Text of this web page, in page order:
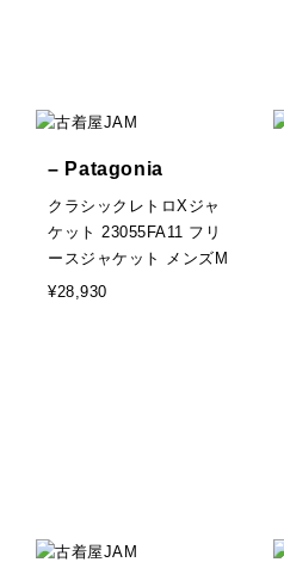
– Patagonia
クラシックレトロXジャ
ケット 23055FA11 フリ
ースジャケット メンズM
¥28,930